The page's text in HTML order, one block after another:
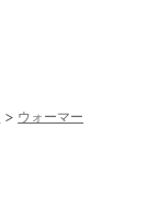
ウォーマー